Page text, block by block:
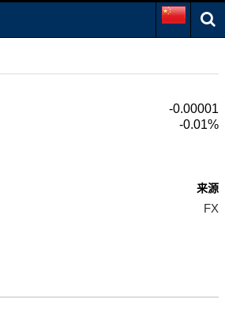
-0.00001
-0.01%
来源
FX